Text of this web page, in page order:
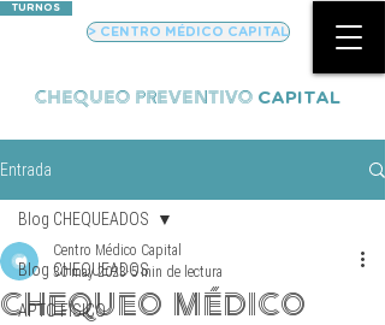
CHEQUEO PREVENTIVO CAPITAL
> CENTRO MÉDICO CAPITAL
TURNOS
Entrada
Blog CHEQUEADOS
APTO FÍSICO
Blog CHEQUEADOS
Chequeo médico
Centro Médico Capital
30 may 2023 5 min de lectura